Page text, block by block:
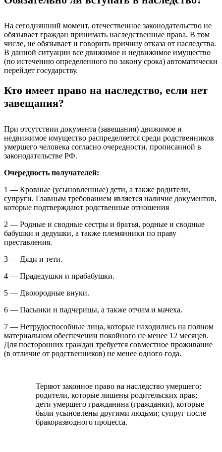
На сегодняшний момент, отечественное законодательство не
обязывает граждан принимать наследственные права. В том
числе, не обязывает и говорить причину отказа от наследства.
В данной ситуации все движимое и недвижимое имущество
(по истечению определенного по закону срока) автоматически
перейдет государству.
Кто имеет право на наследство, если нет
завещания?
При отсутствии документа (завещания) движимое и
недвижимое имущество распределяется среди родственников
умершего человека согласно очередности, прописанной в
законодательстве РФ.
Очередность получателей:
1 — Кровные (усыновленные) дети, а также родители,
супруги. Главным требованием является наличие документов,
которые подтверждают родственные отношения
2 — Родные и сводные сестры и братья, родные и сводные
бабушки и дедушки, а также племянники по праву
преставления.
3 — Дяди и тети.
4 — Прадедушки и прабабушки.
5 — Двоюродные внуки.
6 — Пасынки и падчерицы, а также отчим и мачеха.
7 — Нетрудоспособные лица, которые находились на полном
материальном обеспечении покойного не менее 12 месяцев.
Для посторонних граждан требуется совместное проживание
(в отличие от родственников) не менее одного года.
Теряют законное право на наследство умершего:
родители, которые лишены родительских прав;
дети умершего гражданина (гражданки), которые
были усыновлены другими людьми; супруг после
бракоразводного процесса.